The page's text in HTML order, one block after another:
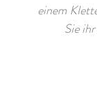
einem
Sie